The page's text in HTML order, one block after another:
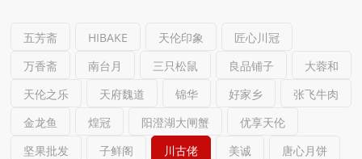
五芳斋 HIBAKE 天伦印象
匠心川冠
万香斋
南台月 三只松鼠 良品铺子
大蓉和
天伦之乐
天府魏道 锦华 好家乡
张飞牛肉
金龙鱼
煌冠 阳澄湖大闸蟹
优享天伦
坚果批发
子鲜阁 川古佬 美诚
唐心月饼